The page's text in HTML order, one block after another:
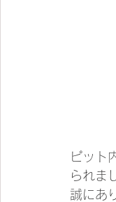
ピット
られま
誠にあ